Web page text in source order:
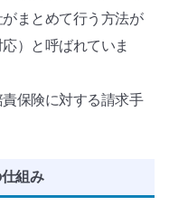
まとめて行う方法が
）と呼ばれていま
保険に対する請求手
組み